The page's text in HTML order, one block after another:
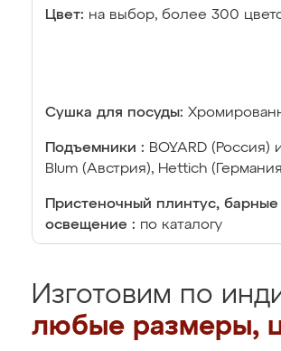
Цвет: на выбор, более 300
Сушка для посуды:
Подъемники : BOYARD
Blum (Австрия), Hettich
Пристеночный плинтус,
освещение : по каталогу
Изготовим по
любые размеры,